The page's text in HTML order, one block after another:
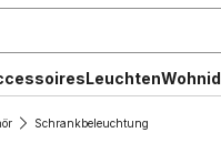
Leuchten
Schrankbeleuchtung